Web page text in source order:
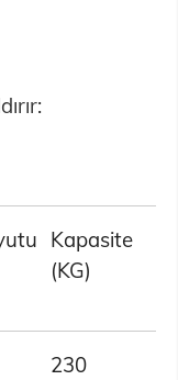
Kapasite
(KG)
230